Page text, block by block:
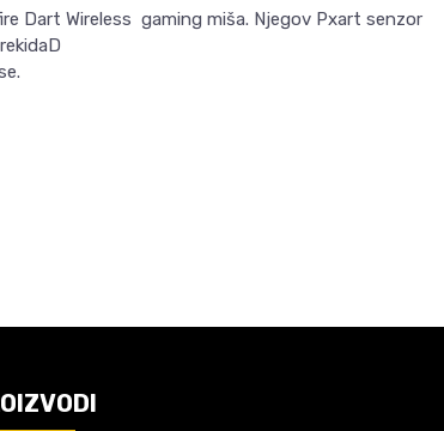
Dart Wireless gaming miša. Njegov Pxart senzor
6
Za desnoruke korisnike